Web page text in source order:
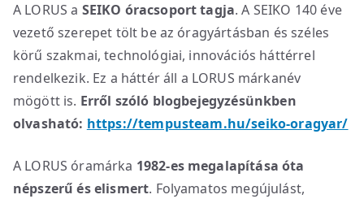
A LORUS a SEIKO óracsoport tagja. A SEIKO 140 éve
vezető szerepet tölt be az óragyártásban és széles
körű szakmai, technológiai, innovációs háttérrel
rendelkezik. Ez a háttér áll a LORUS márkanév
mögött is. Erről szóló blogbejegyzésünkben
olvasható: https://tempusteam.hu/seiko-oragyar/
A LORUS óramárka 1982-es megalapítása óta
népszerű és elismert. Folyamatos megújulást,